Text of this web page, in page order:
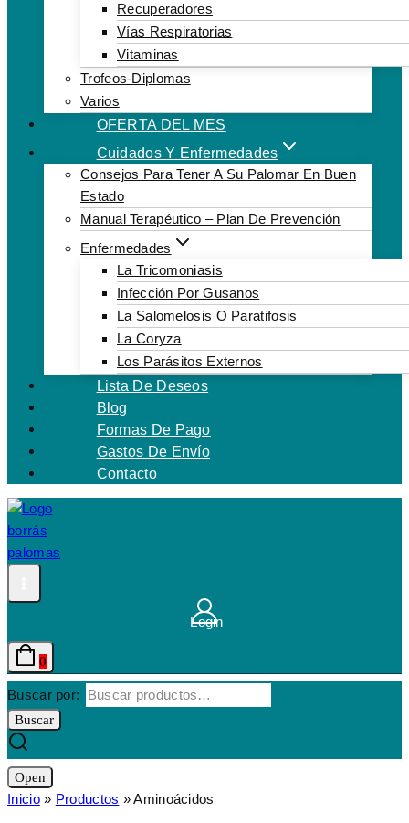
Recuperadores
Vías Respiratorias
Vitaminas
Trofeos-Diplomas
Varios
OFERTA DEL MES
Cuidados Y Enfermedades
Consejos Para Tener A Su Palomar En Buen
Estado
Manual Terapéutico – Plan De Prevención
Enfermedades
La Tricomoniasis
Infección Por Gusanos
La Salomelosis O Paratifosis
La Coryza
Los Parásitos Externos
Lista De Deseos
Blog
Formas De Pago
Gastos De Envío
Contacto
Login
0
Buscar por:
Buscar
Open
Inicio» Productos »Aminoácidos